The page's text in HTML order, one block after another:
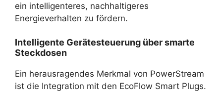
ein intelligenteres, nachhaltigeres
Energieverhalten zu fördern.
Intelligente Gerätesteuerung über smarte
Steckdosen
Ein herausragendes Merkmal von PowerStream
ist die Integration mit den EcoFlow Smart Plugs.